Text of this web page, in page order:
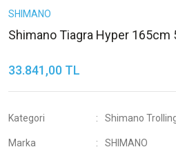
SHIMANO
Shimano Tiagra Hyper 165cm
33.841,00 TL
Kategori Shimano
Marka SHIMANO